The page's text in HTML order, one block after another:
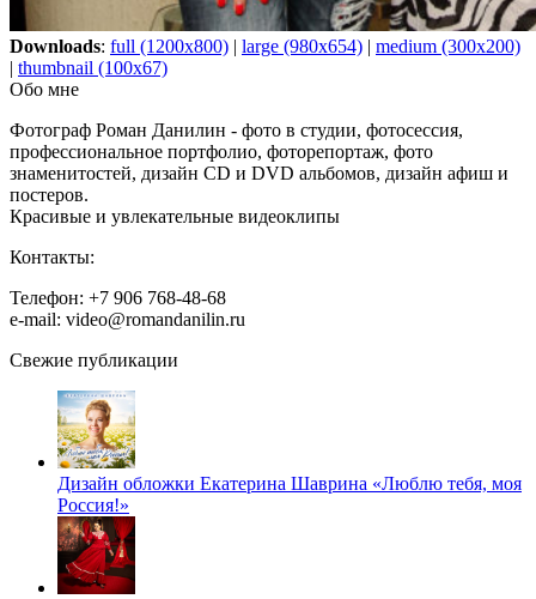
Downloads: full (1200x800) | large (980x654) | medium (300x200)
| thumbnail (100x67)
Обо мне
Фотограф Роман Данилин - фото в студии, фотосессия,
профессиональное портфолио, фоторепортаж, фото
знаменитостей, дизайн CD и DVD альбомов, дизайн афиш и
постеров.
Красивые и увлекательные видеоклипы
Контакты:
Телефон: +7 906 768-48-68
e-mail: video@romandanilin.ru
Свежие публикации
Дизайн обложки Екатерина Шаврина «Люблю тебя, моя
Россия!»